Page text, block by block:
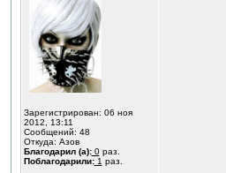
Зарегистрирован: 06 ноя
2012, 13:11
Сообщений: 48
Откуда: Азов
Благодарил (а):0раз.
Поблагодарили:1 раз.